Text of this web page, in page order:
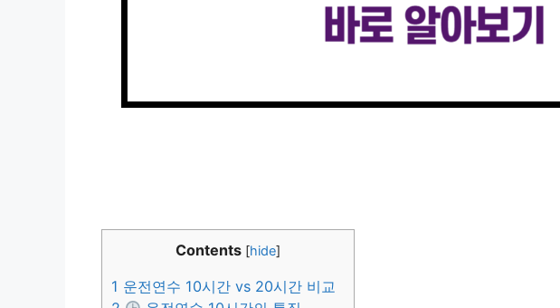
Contents [hide]
1 운전연수 10시간 vs 20시간 비교